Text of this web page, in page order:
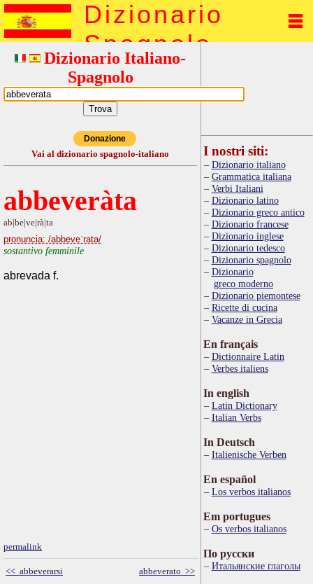
Dizionario
Spagnolo
Dizionario Italiano-
Spagnolo
Donazione
Vai al dizionario spagnolo-italiano
abbeveràta
ab|be|ve|rà|ta
pronuncia: /abbeveˈrata/
sostantivo femminile
abrevada f.
permalink
<< abbeverarsi abbeverato >>
I nostri siti:
Dizionario italiano
Grammatica italiana
Verbi Italiani
Dizionario latino
Dizionario greco antico
Dizionario francese
Dizionario inglese
Dizionario tedesco
Dizionario spagnolo
Dizionario
greco moderno
Dizionario piemontese
Ricette di cucina
Vacanze in Grecia
En français
Dictionnaire Latin
Verbes italiens
In english
Latin Dictionary
Italian Verbs
In Deutsch
Italienische Verben
En español
Los verbos italianos
Em portugues
Os verbos italianos
По русски
Итальянские глаголы